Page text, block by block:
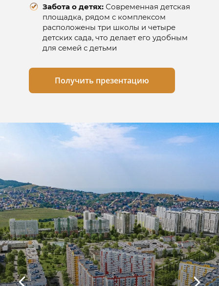
КОМПЛЕКС ГОРГИППИЯ
В АНАПЕ
45 м² - 89 м²
от моря. Здесь представлены
квартиры от застройщика, актуальные
цены и планировки на квартиры
Получить каталог цен и
планировок ЖК «Горгиппия»
Забота о детях: Современная детская
площадка, рядом с комплексом
расположены три школы и четыре
детских сада, что делает его удобным
для семей с детьми
Получить презентацию